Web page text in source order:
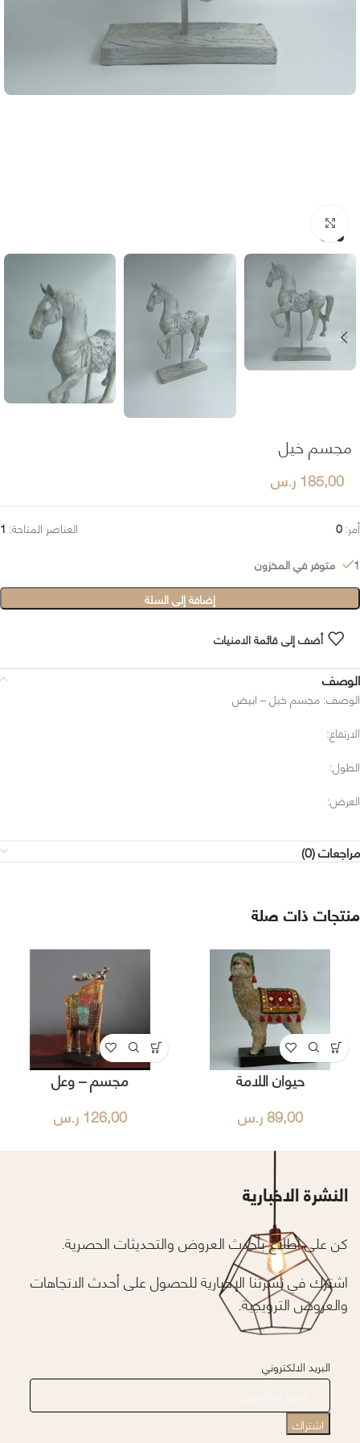
مجسم خيل
185,00ر.س
أمر:0 العناصر المتاحة: 1
1 متوفر في المخزون
إضافة إلى السلة
أضف إلى قائمة الامنيات
الوصف
الوصف: مجسم خيل – ابيض
الارتفاع:
الطول:
العرض:
مراجعات (0)
منتجات ذات صلة
حيوان اللامة
89,00ر.س
مجسم – وعل
126,00ر.س
النشرة الاخبارية
كن على اطلاع بأحدث العروض والتحديثات الحصرية.
اشترك في نشرتنا الإخبارية للحصول على أحدث الاتجاهات
والعروض الترويجية.
البريد الالكتروني